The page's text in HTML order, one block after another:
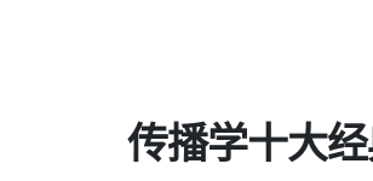
传播学十大